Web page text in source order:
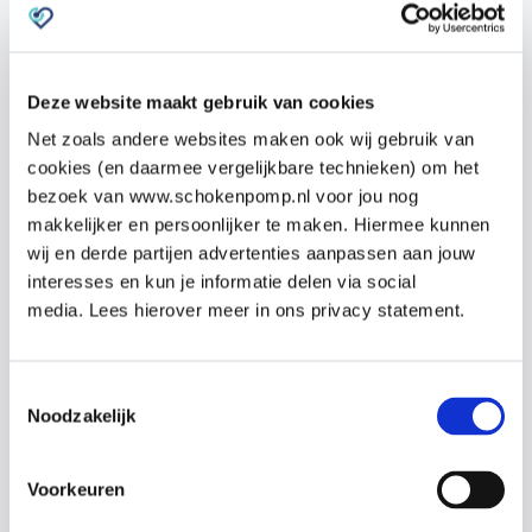
Deze website maakt gebruik van cookies
Net zoals andere websites maken ook wij gebruik van
cookies (en daarmee vergelijkbare technieken) om het
bezoek van www.schokenpomp.nl voor jou nog
makkelijker en persoonlijker te maken. Hiermee kunnen
wij en derde partijen advertenties aanpassen aan jouw
interesses en kun je informatie delen via social
media. Lees hierover meer in ons privacy statement.
Noodzakelijk
Voorkeuren
Een winkel ontruimen tijdens een druk winkelmoment
gekoppeld aan de indeling en risico’s van de eigen winkel.
situaties die medewerkers daadwerkelijk binnen hun
retailorganisatie kunnen tegenkomen.
Onderwerpen waren goed, trainer was
alleraardigst maar over een aantal zaken en
kennis niet overtuigend. Iemand met meer
praktijk ervaring had het nog leerzamer